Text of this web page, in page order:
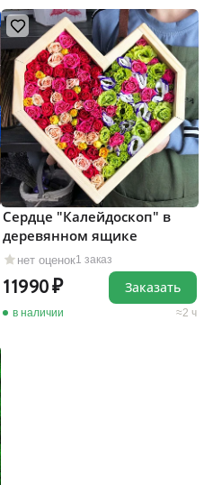
нет оценок1 заказ
Сердце "Калейдоскоп" в
деревянном ящике
11990
в наличии 2 ч
Заказать